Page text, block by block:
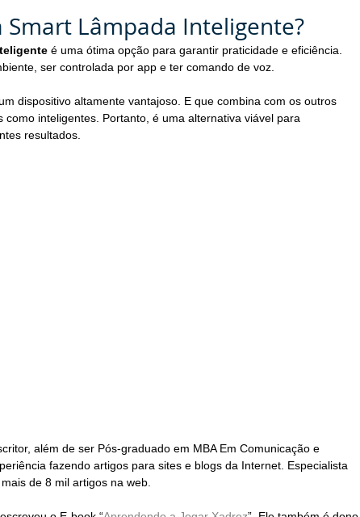
Lâmpada Inteligente?
é uma ótima opção para garantir praticidade e eficiência.
ser controlada por app e ter comando de voz.
dispositivo altamente vantajoso. E que combina com os outros
inteligentes. Portanto, é uma alternativa viável para
resultados.
além de ser Pós-graduado em MBA Em Comunicação e
fazendo artigos para sites e blogs da Internet. Especialista
de 8 mil artigos na web.